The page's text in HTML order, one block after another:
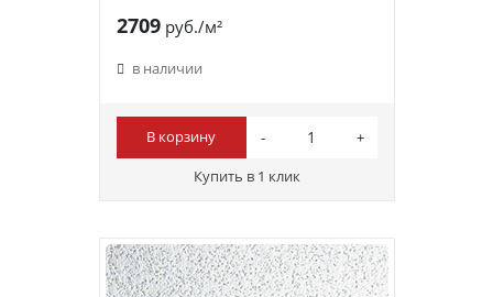
2709руб./м²
в наличии
В корзину
Купить в 1 клик